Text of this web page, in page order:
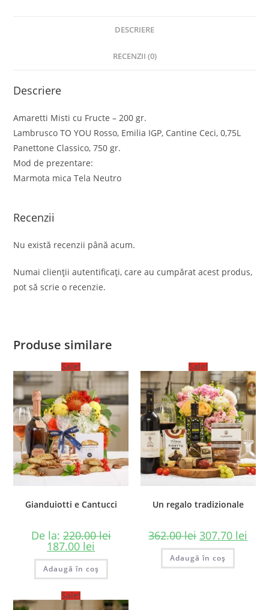
DESCRIERE
RECENZII (0)
Descriere
Amaretti Misti cu Fructe – 200 gr.
Lambrusco TO YOU Rosso, Emilia IGP, Cantine Ceci, 0,75L
Panettone Classico, 750 gr.
Mod de prezentare:
Marmota mica Tela Neutro
Recenzii
Nu există recenzii până acum.
Numai clienții autentificați, care au cumpărat acest produs,
pot să scrie o recenzie.
Produse similare
Sale!
Gianduiotti e Cantucci
De la:220.00lei
187.00 lei
Adaugă în coș
Sale!
Un regalo tradizionale
362.00lei 307.70 lei
Adaugă în coș
Sale!